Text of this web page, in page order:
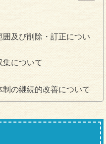
及び削除・訂正につい
集について
の継続的改善について